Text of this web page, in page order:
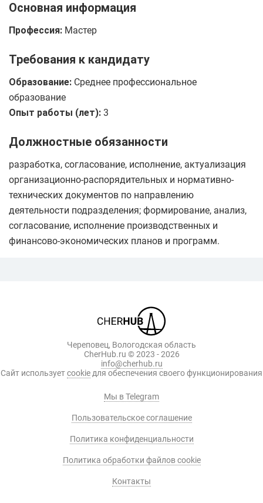
Основная информация
Профессия: Мастер
Требования к кандидату
Образование: Среднее профессиональное
образование
Опыт работы (лет): 3
Должностные обязанности
разработка, согласование, исполнение, актуализация
организационно-распорядительных и нормативно-
технических документов по направлению
деятельности подразделения; формирование, анализ,
согласование, исполнение производственных и
финансово-экономических планов и программ.
Череповец, Вологодская область
CherHub.ru © 2023 - 2026
info@cherhub.ru
Сайт используетcookie для обеспечения своего функционирования
Мы в Telegram
Пользовательское соглашение
Политика конфиденциальности
Политика обработки файлов cookie
Контакты